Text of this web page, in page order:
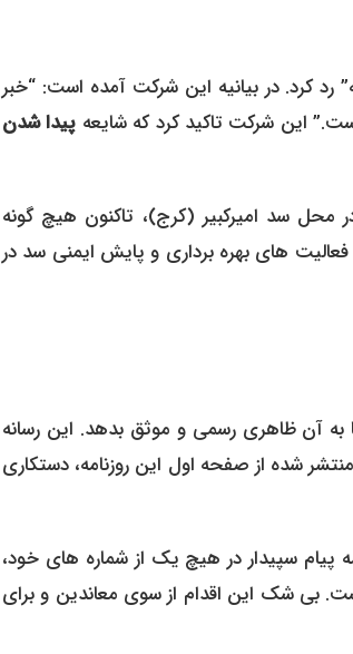
رد کرد. در بیانیه این شرکت آمده است: “خبر
این شرکت تاکید کرد که شایعه پیدا شدن
محل سد امیرکبیر (کرج)، تاکنون هیچ گونه
های بهره برداری و پایش ایمنی سد در
به آن ظاهری رسمی و موثق بدهد. این رسانه
شده از صفحه اول این روزنامه، دستکاری
پیام سپیدار در هیچ یک از شماره های خود،
بی شک این اقدام از سوی معاندین و برای